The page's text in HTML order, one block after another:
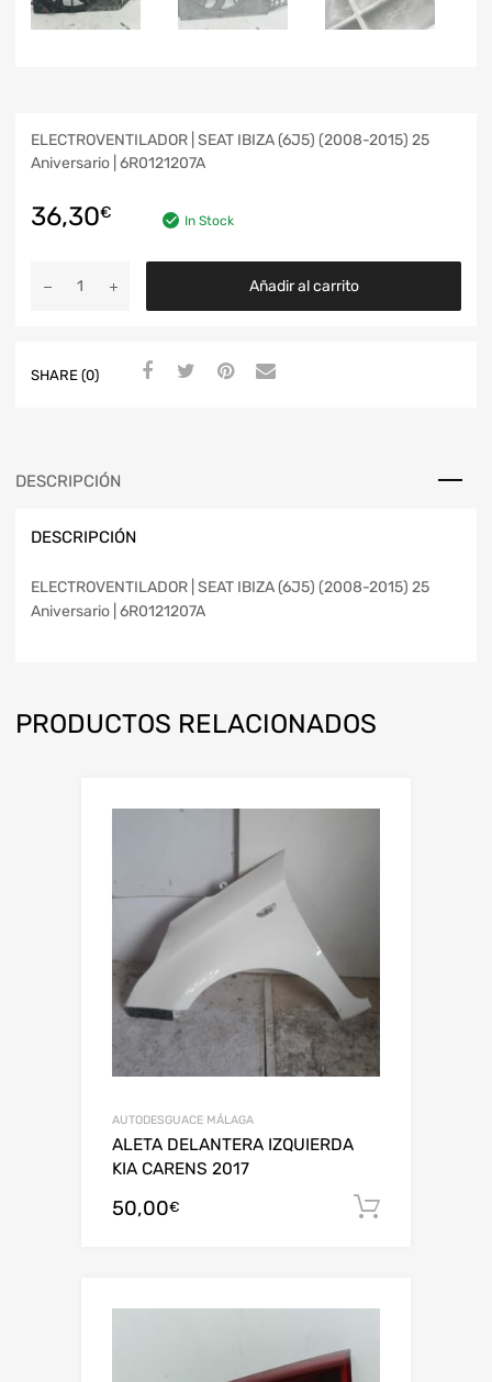
ELECTROVENTILADOR | SEAT IBIZA (6J5) (2008-2015) 25
Aniversario | 6R0121207A
36,30€ In Stock
Añadir al carrito
SHARE (0)
DESCRIPCIÓN
DESCRIPCIÓN
ELECTROVENTILADOR | SEAT IBIZA (6J5) (2008-2015) 25
Aniversario | 6R0121207A
PRODUCTOS RELACIONADOS
AUTODESGUACE MÁLAGA
ALETA DELANTERA IZQUIERDA
KIA CARENS 2017
50,00€